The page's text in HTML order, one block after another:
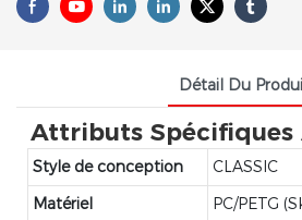
Détail Du
Attributs Spécifiques
Style de conception
CLASSIC
Matériel
PC/PETG